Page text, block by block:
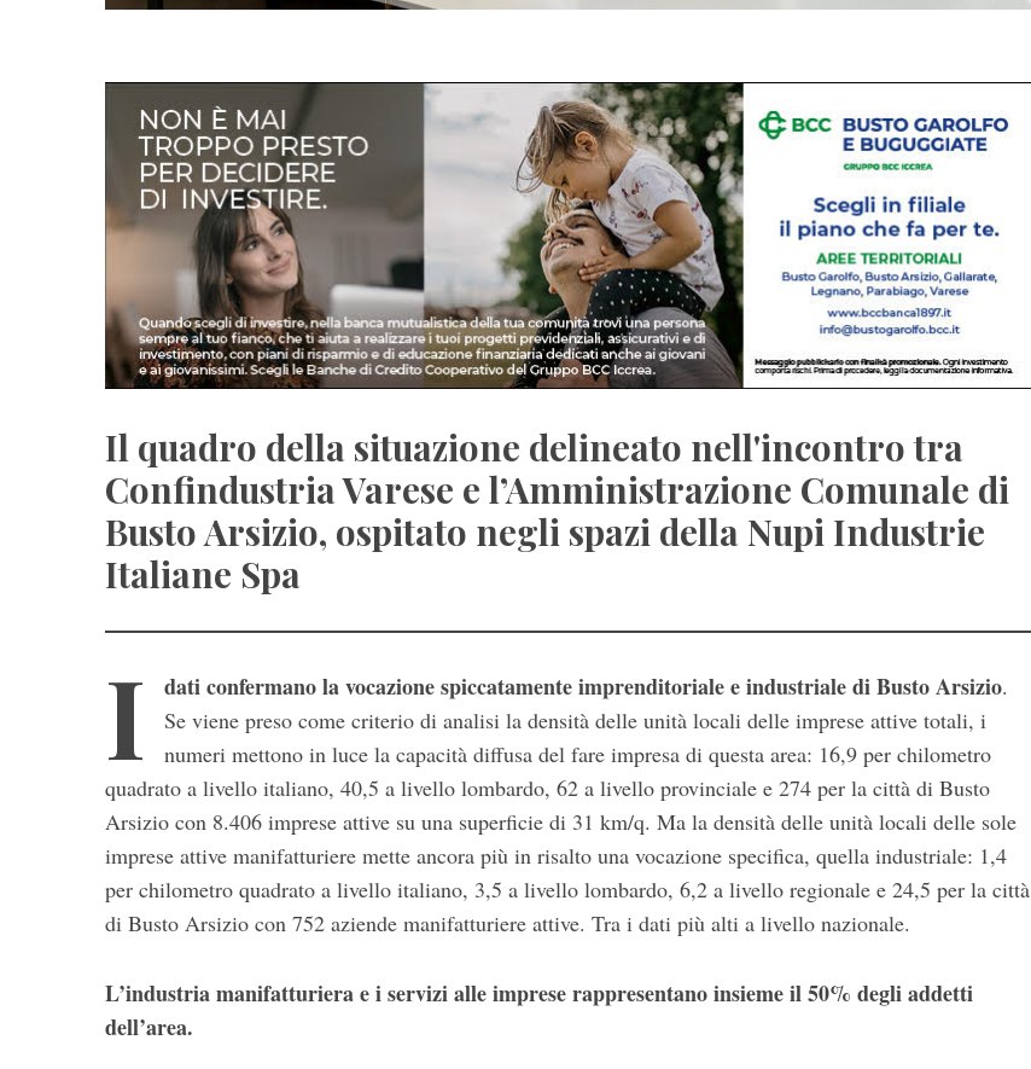
Il quadro della situazione delineato nell'incontro tra
Confindustria Varese e l’Amministrazione Comunale di
Busto Arsizio, ospitato negli spazi della Nupi Industrie
Italiane Spa
I dati confermano la vocazione spiccatamente imprenditoriale e industriale di Busto Arsizio.
Se viene preso come criterio di analisi la densità delle unità locali delle imprese attive totali, i
numeri mettono in luce la capacità diffusa del fare impresa di questa area: 16,9 per chilometro
quadrato a livello italiano, 40,5 a livello lombardo, 62 a livello provinciale e 274 per la città di Busto
Arsizio con 8.406 imprese attive su una superficie di 31 km/q. Ma la densità delle unità locali delle sole
imprese attive manifatturiere mette ancora più in risalto una vocazione specifica, quella industriale: 1,4
per chilometro quadrato a livello italiano, 3,5 a livello lombardo, 6,2 a livello regionale e 24,5 per la città
di Busto Arsizio con 752 aziende manifatturiere attive. Tra i dati più alti a livello nazionale.
L’industria manifatturiera e i servizi alle imprese rappresentano insieme il 50% degli addetti
dell’area.
S
e
h